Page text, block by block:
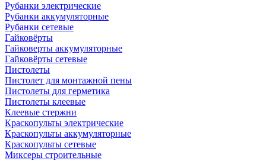
Рубанки электрические
Рубанки аккумуляторные
Рубанки сетевые
Гайковёрты
Гайковерты аккумуляторные
Гайковёрты сетевые
Пистолеты
Пистолет для монтажной пены
Пистолеты для герметика
Пистолеты клеевые
Клеевые стержни
Краскопульты электрические
Краскопульты аккумуляторные
Краскопульты сетевые
Миксеры строительные